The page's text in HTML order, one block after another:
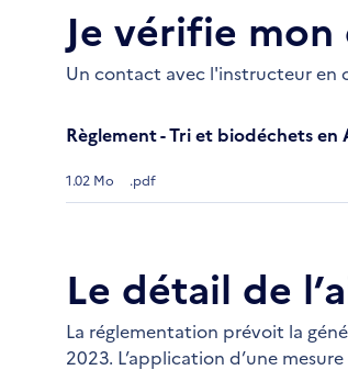
Je vérifie
Un contact avec l'instructeur en
Règlement - Tri et biodéchets en
1.02 Mo .pdf
Le détail de
La réglementation prévoit la
2023. L’application d’une